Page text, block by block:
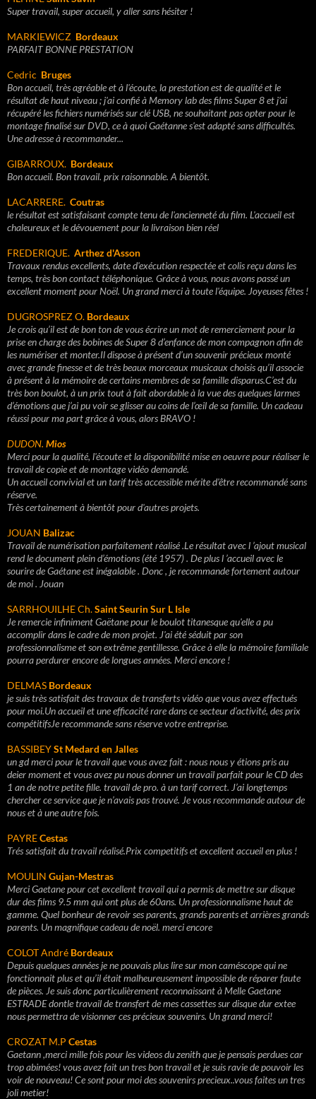
Super travail, super accueil, y aller sans hésiter !
MARKIEWICZ Bordeaux
PARFAIT BONNE PRESTATION
Cedric Bruges
Bon accueil, très agréable et à l'écoute, la prestation est de qualité et le
résultat de haut niveau ; j'ai confié à Memory lab des films Super 8 et j'ai
récupéré les fichiers numérisés sur clé USB, ne souhaitant pas opter pour le
montage finalisé sur DVD, ce à quoi Gaétanne s'est adapté sans difficultés.
Une adresse à recommander...
GIBARROUX. Bordeaux
Bon accueil. Bon travail. prix raisonnable. A bientôt.
LACARRERE. Coutras
le résultat est satisfaisant compte tenu de l'ancienneté du film. L'accueil est
chaleureux et le dévouement pour la livraison bien réel
FREDERIQUE. Arthez d'Asson
Travaux rendus excellents, date d'exécution respectée et colis reçu dans les
temps, très bon contact téléphonique. Grâce à vous, nous avons passé un
excellent moment pour Noël. Un grand merci à toute l'équipe. Joyeuses fêtes !
DUGROSPREZ O. Bordeaux
Je crois qu’il est de bon ton de vous écrire un mot de remerciement pour la
prise en charge des bobines de Super 8 d’enfance de mon compagnon afin de
les numériser et monter.Il dispose à présent d’un souvenir précieux monté
avec grande finesse et de très beaux morceaux musicaux choisis qu’il associe
à présent à la mémoire de certains membres de sa famille disparus.C’est du
très bon boulot, à un prix tout à fait abordable à la vue des quelques larmes
d’émotions que j’ai pu voir se glisser au coins de l’œil de sa famille. Un cadeau
réussi pour ma part grâce à vous, alors BRAVO !
DUDON. Mios
Merci pour la qualité, l'écoute et la disponibilité mise en oeuvre pour réaliser le
travail de copie et de montage vidéo demandé.
Un accueil convivial et un tarif très accessible mérite d'être recommandé sans
réserve.
Très certainement à bientôt pour d'autres projets.
JOUAN Balizac
Travail de numérisation parfaitement réalisé .Le résultat avec l ’ajout musical
rend le document plein d’émotions (été 1957) . De plus l ’accueil avec le
sourire de Gaétane est inégalable . Donc , je recommande fortement autour
de moi . Jouan
SARRHOUILHE Ch.Saint Seurin Sur L Isle
Je remercie infiniment Gaëtane pour le boulot titanesque qu'elle a pu
accomplir dans le cadre de mon projet. J'ai été séduit par son
professionnalisme et son extrême gentillesse. Grâce à elle la mémoire familiale
pourra perdurer encore de longues années. Merci encore !
DELMAS Bordeaux
je suis très satisfait des travaux de transferts vidéo que vous avez effectués
pour moi.Un accueil et une efficacité rare dans ce secteur d’activité, des prix
compétitifsJe recommande sans réserve votre entreprise.
BASSIBEYSt Medard en Jalles
un gd merci pour le travail que vous avez fait : nous nous y étions pris au
deier moment et vous avez pu nous donner un travail parfait pour le CD des
1 an de notre petite fille. travail de pro. à un tarif correct. J’ai longtemps
chercher ce service que je n’avais pas trouvé. Je vous recommande autour de
nous et à une autre fois.
PAYRECestas
Trés satisfait du travail réalisé.Prix competitifs et excellent accueil en plus !
MOULIN Gujan-Mestras
Merci Gaetane pour cet excellent travail qui a permis de mettre sur disque
dur des films 9.5 mm qui ont plus de 60ans. Un professionnalisme haut de
gamme. Quel bonheur de revoir ses parents, grands parents et arrières grands
parents. Un magnifique cadeau de noël. merci encore
COLOT André Bordeaux
Depuis quelques années je ne pouvais plus lire sur mon caméscope qui ne
fonctionnait plus et qu’il était malheureusement impossible de réparer faute
de pièces. Je suis donc particulièrement reconnaissant à Melle Gaetane
ESTRADE dontle travail de transfert de mes cassettes sur disque dur extee
nous permettra de visionner ces précieux souvenirs. Un grand merci!
CROZAT M.P Cestas
Gaetann ,merci mille fois pour les videos du zenith que je pensais perdues car
trop abimées! vous avez fait un tres bon travail et je suis ravie de pouvoir les
voir de nouveau! Ce sont pour moi des souvenirs precieux..vous faites un tres
joli metier!